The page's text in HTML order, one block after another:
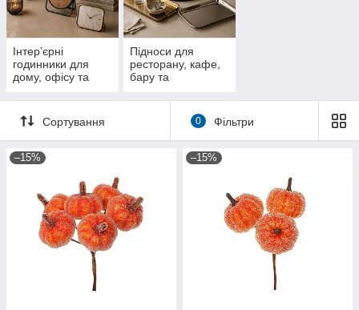
Інтер’єрні
годинники для
дому, офісу та
Підноси для
ресторану, кафе,
бару та
обслуговування
Сортування
0 Фільтри
–15% –15%